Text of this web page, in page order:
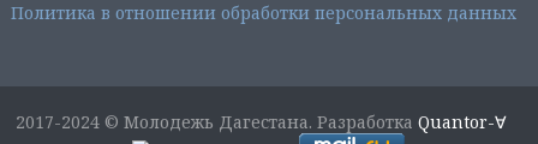
Политика в отношении обработки персональных данных
2017-2024 © Молодежь Дагестана. РазработкаQuantor-∀